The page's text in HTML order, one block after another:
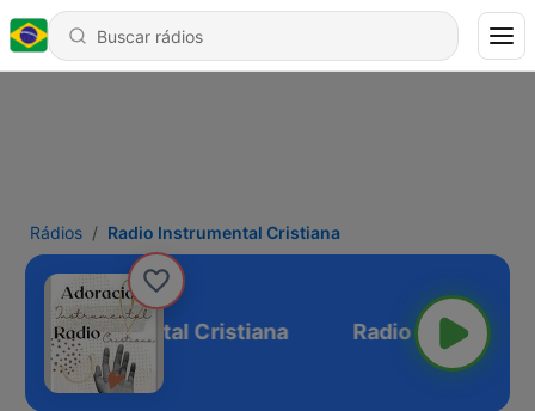
Rádios Radio Instrumental Cristiana
Instrumental Cristiana